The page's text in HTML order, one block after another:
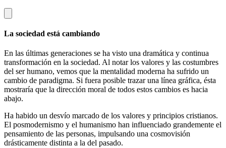
La sociedad está cambiando
En las últimas generaciones se ha visto una dramática y continua
transformación en la sociedad. Al notar los valores y las costumbres
del ser humano, vemos que la mentalidad moderna ha sufrido un
cambio de paradigma. Si fuera posible trazar una línea gráfica, ésta
mostraría que la dirección moral de todos estos cambios es hacia
abajo.
Ha habido un desvío marcado de los valores y principios cristianos.
El posmodernismo y el humanismo han influenciado grandemente el
pensamiento de las personas, impulsando una cosmovisión
drásticamente distinta a la del pasado.